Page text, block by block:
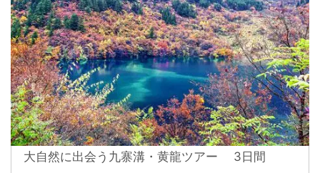
大自然に出会う九寨溝・黄龍ツアー 3日間